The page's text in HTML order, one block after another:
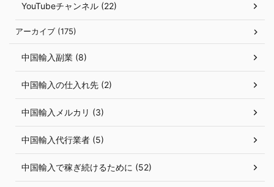
YouTubeチャンネル (22)
アーカイブ (175)
中国輸入副業 (8)
中国輸入の仕入れ先 (2)
中国輸入メルカリ (3)
中国輸入代行業者 (5)
中国輸入で稼ぎ続けるために (52)